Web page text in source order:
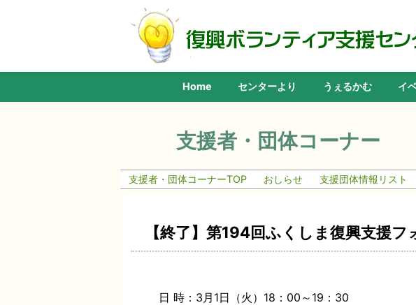
Home センターより うぇるかむ イ
支援者・団体コーナー
支援者・団体コーナーTOP おしらせ 支援団体情報リスト
【終了】第194回ふくしま復興支援フ
日 時：3月1日（火）18：00～19：30